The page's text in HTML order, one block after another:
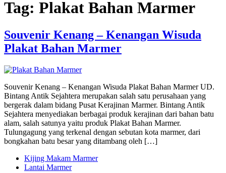
Tag: Plakat Bahan Marmer
Souvenir Kenang – Kenangan Wisuda
Plakat Bahan Marmer
Souvenir Kenang – Kenangan Wisuda Plakat Bahan Marmer UD.
Bintang Antik Sejahtera merupakan salah satu perusahaan yang
bergerak dalam bidang Pusat Kerajinan Marmer. Bintang Antik
Sejahtera menyediakan berbagai produk kerajinan dari bahan batu
alam, salah satunya yaitu produk Plakat Bahan Marmer.
Tulungagung yang terkenal dengan sebutan kota marmer, dari
bongkahan batu besar yang ditambang oleh […]
Kijing Makam Marmer
Lantai Marmer